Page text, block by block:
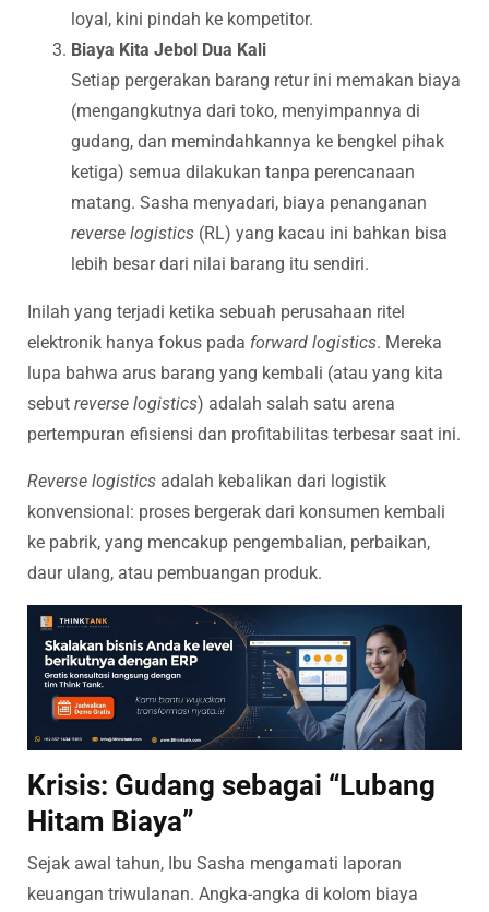
loyal, kini pindah ke kompetitor.
Biaya Kita Jebol Dua Kali
Setiap pergerakan barang retur ini memakan biaya
(mengangkutnya dari toko, menyimpannya di
gudang, dan memindahkannya ke bengkel pihak
ketiga) semua dilakukan tanpa perencanaan
matang. Sasha menyadari, biaya penanganan
reverse logistics (RL) yang kacau ini bahkan bisa
lebih besar dari nilai barang itu sendiri.
Inilah yang terjadi ketika sebuah perusahaan ritel
elektronik hanya fokus pada forward logistics. Mereka
lupa bahwa arus barang yang kembali (atau yang kita
sebut reverse logistics) adalah salah satu arena
pertempuran efisiensi dan profitabilitas terbesar saat ini.
Reverse logistics adalah kebalikan dari logistik
konvensional: proses bergerak dari konsumen kembali
ke pabrik, yang mencakup pengembalian, perbaikan,
daur ulang, atau pembuangan produk.
Krisis: Gudang sebagai “Lubang
Hitam Biaya”
Sejak awal tahun, Ibu Sasha mengamati laporan
keuangan triwulanan. Angka-angka di kolom biaya